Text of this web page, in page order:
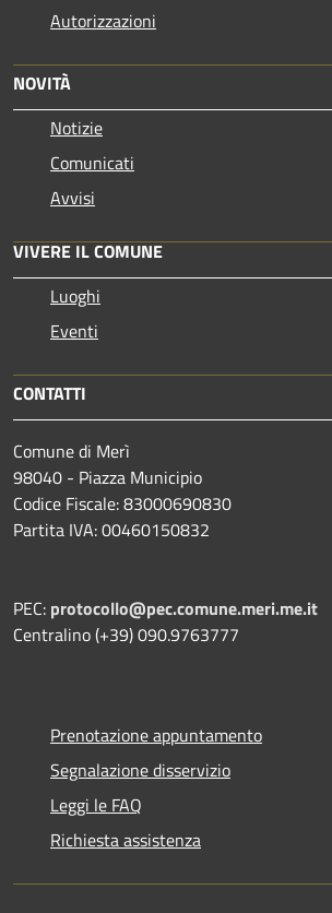
Autorizzazioni
NOVITÀ
Notizie
Comunicati
Avvisi
VIVERE IL COMUNE
Luoghi
Eventi
CONTATTI
Comune di Merì
98040 - Piazza Municipio
Codice Fiscale: 83000690830
Partita IVA: 00460150832
PEC: protocollo@pec.comune.meri.me.it
Centralino (+39) 090.9763777
Prenotazione appuntamento
Segnalazione disservizio
Leggi le FAQ
Richiesta assistenza